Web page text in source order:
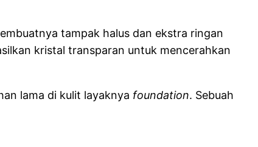
tampak halus dan ekstra ringan
kristal transparan untuk mencerahkan
lama di kulit layaknya foundation. Sebuah